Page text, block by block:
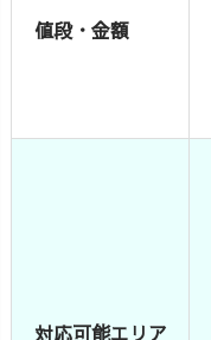
値段・金額
対応可能エリア